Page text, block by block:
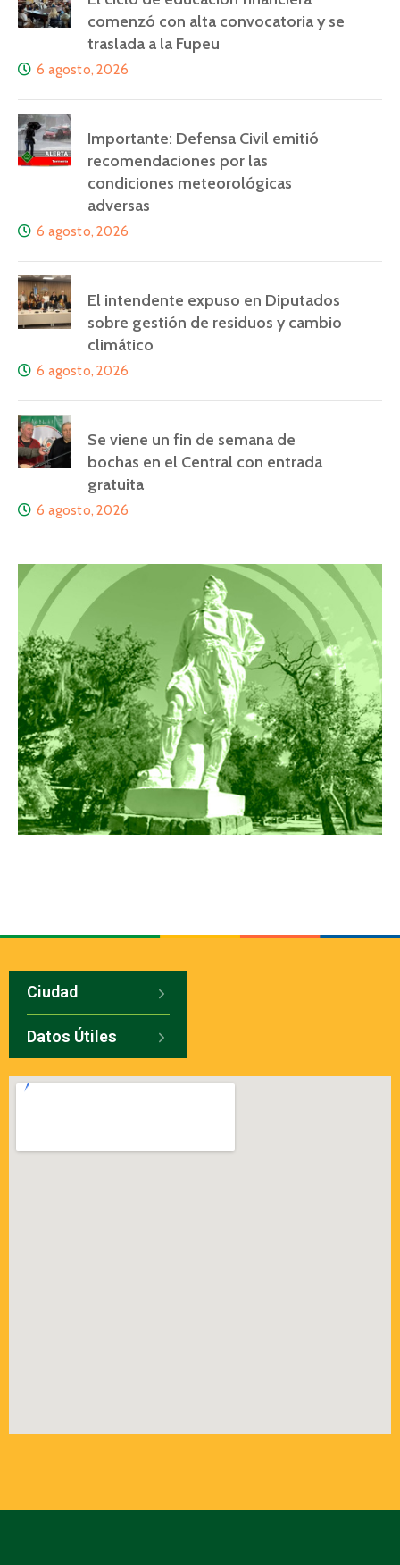
comenzó con alta convocatoria y se
traslada a la Fupeu
6 agosto, 2026
Importante: Defensa Civil emitió
recomendaciones por las
condiciones meteorológicas
adversas
6 agosto, 2026
El intendente expuso en Diputados
sobre gestión de residuos y cambio
climático
6 agosto, 2026
Se viene un fin de semana de
bochas en el Central con entrada
gratuita
6 agosto, 2026
Ciudad
Datos Útiles